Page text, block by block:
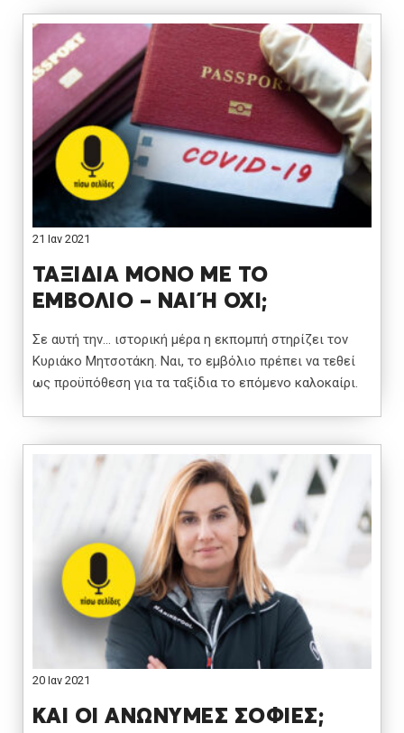
21 Ιαν 2021
ΤΑΞΙΔΙΑ ΜΟΝΟ ΜΕ ΤΟ
ΕΜΒΟΛΙΟ – ΝΑΙ Ή ΟΧΙ;
Σε αυτή την… ιστορική μέρα η εκπομπή στηρίζει τον
Κυριάκο Μητσοτάκη. Ναι, το εμβόλιο πρέπει να τεθεί
ως προϋπόθεση για τα ταξίδια το επόμενο καλοκαίρι.
20 Ιαν 2021
ΚΑΙ ΟΙ ΑΝΩΝΥΜΕΣ ΣΟΦΙΕΣ;